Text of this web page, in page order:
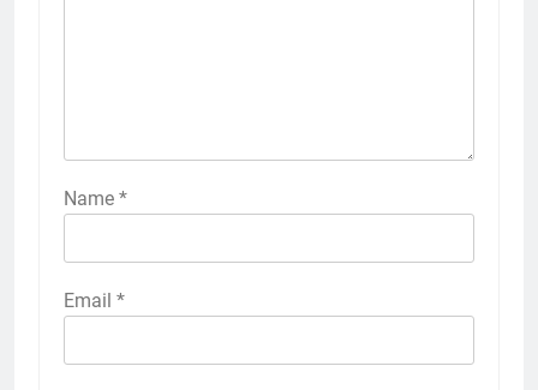
Name *
Email *